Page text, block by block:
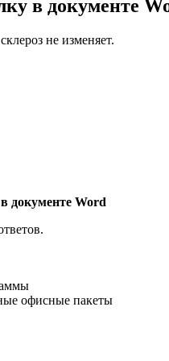
в документе
не изменяет.
документе Word
офисные пакеты